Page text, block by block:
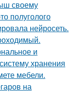
своему
полуголого
нейросеть.
и
хранения
мебели.
на